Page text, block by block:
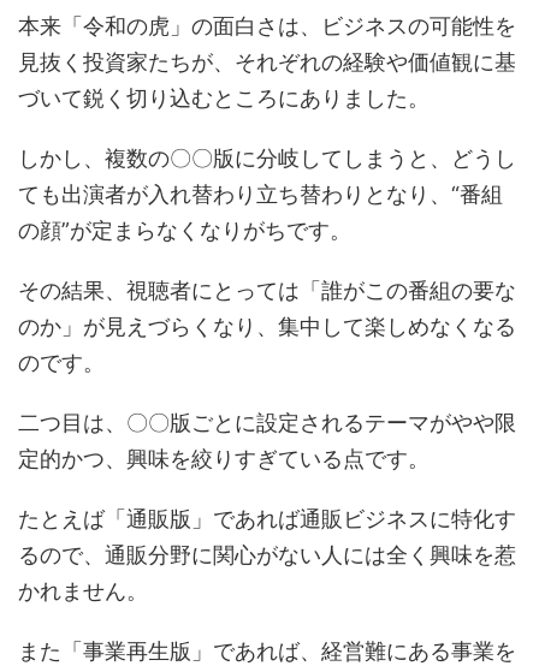
本来「令和の虎」の面白さは、ビジネスの可能性を
見抜く投資家たちが、それぞれの経験や価値観に基
づいて鋭く切り込むところにありました。
しかし、複数の〇〇版に分岐してしまうと、どうし
ても出演者が入れ替わり立ち替わりとなり、“番組
の顔”が定まらなくなりがちです。
その結果、視聴者にとっては「誰がこの番組の要な
のか」が見えづらくなり、集中して楽しめなくなる
のです。
二つ目は、〇〇版ごとに設定されるテーマがやや限
定的かつ、興味を絞りすぎている点です。
たとえば「通販版」であれば通販ビジネスに特化す
るので、通販分野に関心がない人には全く興味を惹
かれません。
また「事業再生版」であれば、経営難にある事業を